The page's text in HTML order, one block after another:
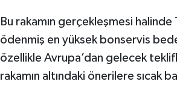
Bu rakamın gerçekleşmesi
ödenmiş en yüksek bonservis
özellikle Avrupa’dan gelecek
rakamın altındaki önerilere sıcak